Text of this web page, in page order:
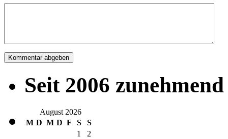
Seit 2006
August 2026
M D M D F S
S
1
2